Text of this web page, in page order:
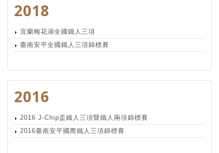
2018
宜蘭梅花湖全國鐵人三項
臺南安平全國鐵人三項錦標賽
2016
2016 J-Chip盃鐵人三項暨鐵人兩項錦標賽
2016臺南安平國際鐵人三項錦標賽